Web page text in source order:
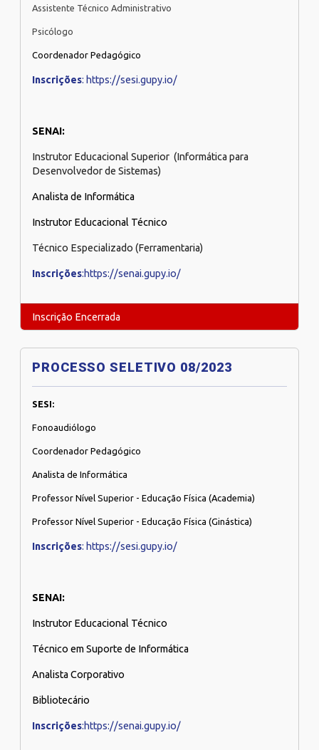
Assistente Técnico Administrativo
Psicólogo
Coordenador Pedagógico
Inscrições: https://sesi.gupy.io/
SENAI:
Instrutor Educacional Superior (Informática para
Desenvolvedor de Sistemas)
Analista de Informática
Instrutor Educacional Técnico
Técnico Especializado (Ferramentaria)
Inscrições:https://senai.gupy.io/
Inscrição Encerrada
PROCESSO SELETIVO 08/2023
SESI:
Fonoaudiólogo
Coordenador Pedagógico
Analista de Informática
Professor Nível Superior - Educação Física (Academia)
Professor Nível Superior - Educação Física (Ginástica)
Inscrições: https://sesi.gupy.io/
SENAI:
Instrutor Educacional Técnico
Técnico em Suporte de Informática
Analista Corporativo
Bibliotecário
Inscrições:https://senai.gupy.io/